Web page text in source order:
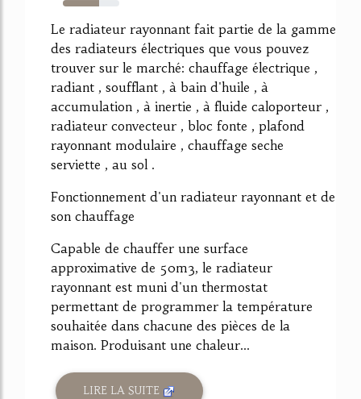
64%
Le radiateur rayonnant fait partie de la gamme
des radiateurs électriques que vous pouvez
trouver sur le marché: chauffage électrique ,
radiant , soufflant , à bain d'huile , à
accumulation , à inertie , à fluide caloporteur ,
radiateur convecteur , bloc fonte , plafond
rayonnant modulaire , chauffage seche
serviette , au sol .
Fonctionnement d'un radiateur rayonnant et de
son chauffage
Capable de chauffer une surface
approximative de 50m3, le radiateur
rayonnant est muni d'un thermostat
permettant de programmer la température
souhaitée dans chacune des pièces de la
maison. Produisant une chaleur...
LIRE LA SUITE